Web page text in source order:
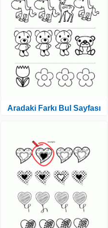
Aradaki Farkı Bul Sayfası